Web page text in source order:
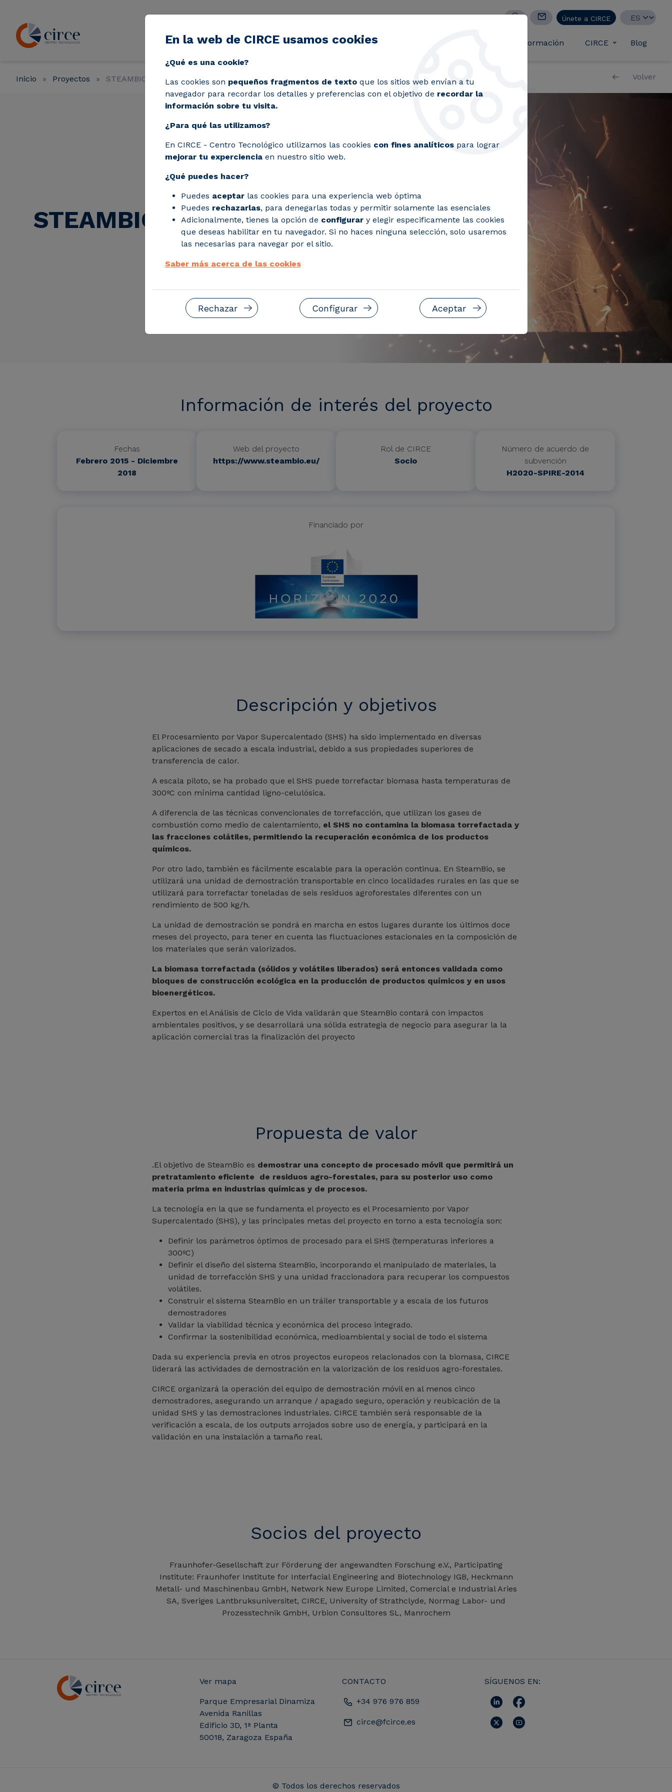
Únete a CIRCE Select your
Líneas de actividad Servicios Laboratorios Formación CIRCE
Toggle
Blog
Inicio Proyectos STEAMBIO Volver
STEAMBIO
Información de interés del proyecto
Fechas
Febrero 2015 - Diciembre
2018
Web del proyecto
https://www.steambio.eu/
Rol de CIRCE
Socio
Número de acuerdo de
subvención
H2020-SPIRE-2014
Financiado por
Descripción y objetivos
El Procesamiento por Vapor Supercalentado (SHS) ha sido implementado en diversas
aplicaciones de secado a escala industrial, debido a sus propiedades superiores de
transferencia de calor.
A escala piloto, se ha probado que el SHS puede torrefactar biomasa hasta temperaturas de
300ºC con mínima cantidad ligno-celulósica.
A diferencia de las técnicas convencionales de torrefacción, que utilizan los gases de
combustión como medio de calentamiento, el SHS no contamina la biomasa torrefactada y
las fracciones colátiles, permitiendo la recuperación económica de los productos
químicos.
Por otro lado, también es fácilmente escalable para la operación continua. En SteamBio, se
utilizará una unidad de demostración transportable en cinco localidades rurales en las que se
utilizará para torrefactar toneladas de seis residuos agroforestales diferentes con un
rendimiento de 500 kg/h.
La unidad de demostración se pondrá en marcha en estos lugares durante los últimos doce
meses del proyecto, para tener en cuenta las fluctuaciones estacionales en la composición de
los materiales que serán valorizados.
La biomasa torrefactada (sólidos y volátiles liberados) será entonces validada como
bloques de construcción ecológica en la producción de productos químicos y en usos
bioenergéticos.
Expertos en el Análisis de Ciclo de Vida validarán que SteamBio contará con impactos
ambientales positivos, y se desarrollará una sólida estrategia de negocio para asegurar la la
aplicación comercial tras la finalización del proyecto
Propuesta de valor
.El objetivo de SteamBio es demostrar una concepto de procesado móvil que permitirá un
pretratamiento eficiente de residuos agro-forestales, para su posterior uso como
materia prima en industrias químicas y de procesos.
La tecnología en la que se fundamenta el proyecto es el Procesamiento por Vapor
Supercalentado (SHS), y las principales metas del proyecto en torno a esta tecnología son:
Definir los parámetros óptimos de procesado para el SHS (temperaturas inferiores a
300ºC)
Definir el diseño del sistema SteamBio, incorporando el manipulado de materiales, la
unidad de torrefacción SHS y una unidad fraccionadora para recuperar los compuestos
volátiles.
Construir el sistema SteamBio en un tráiler transportable y a escala de los futuros
demostradores
Validar la viabilidad técnica y económica del proceso integrado.
Confirmar la sostenibilidad económica, medioambiental y social de todo el sistema
Dada su experiencia previa en otros proyectos europeos relacionados con la biomasa, CIRCE
liderará las actividades de demostración en la valorización de los residuos agro-forestales.
CIRCE organizará la operación del equipo de demostración móvil en al menos cinco
demostradores, asegurando un arranque / apagado seguro, operación y reubicación de la
unidad SHS y las demostraciones industriales. CIRCE también será responsable de la
verificación a escala, de los outputs arrojados sobre uso de energía, y participará en la
validación en una instalación a tamaño real.
Socios del proyecto
Fraunhofer-Gesellschaft zur Förderung der angewandten Forschung e.V., Participating
Institute: Fraunhofer Institute for Interfacial Engineering and Biotechnology IGB, Heckmann
Metall- und Maschinenbau GmbH, Network New Europe Limited, Comercial e Industrial Aries
SA, Sveriges Lantbruksuniversitet, CIRCE, University of Strathclyde, Normag Labor- und
Prozesstechnik GmbH, Urbion Consultores SL, Manrochem
Ver mapa
Parque Empresarial Dinamiza
Avenida Ranillas
Edificio 3D, 1ª Planta
50018, Zaragoza España
CONTACTO
+34 976 976 859
circe@fcirce.es
SÍGUENOS EN:
© Todos los derechos reservados
En la web de CIRCE usamos cookies
¿Qué es una cookie?
Las cookies son pequeños fragmentos de textoque los sitios web envían a tu
navegador para recordar los detalles y preferencias con el objetivo de recordar la
información sobre tu visita.
¿Para qué las utilizamos?
En CIRCE - Centro Tecnológico utilizamos las cookies con fines analíticospara lograr
mejorar tu expercienciaen nuestro sitio web.
¿Qué puedes hacer?
Puedes aceptarlas cookies para una experiencia web óptima
Puedes rechazarlas, para denegarlas todas y permitir solamente las esenciales
Adicionalmente, tienes la opción de configurary elegir especificamente las cookies
que deseas habilitar en tu navegador. Si no haces ninguna selección, solo usaremos
las necesarias para navegar por el sitio.
Saber más acerca de las cookies
Rechazar Configurar Aceptar